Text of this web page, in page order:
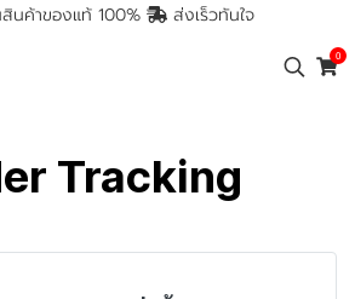
นค้าของแท้ 100% ส่งเร็วทันใจ
0
Tracking